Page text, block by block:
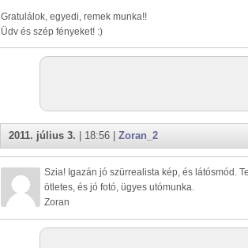
Gratulálok, egyedi, remek munka!!
Üdv és szép fényeket! :)
2011. július 3. | 18:56 | Zoran_2
Szia! Igazán jó szürrealista kép, és látósmód.
ötletes, és jó fotó, ügyes utómunka.
Zoran